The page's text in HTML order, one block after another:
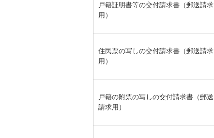
戸籍証明書等の交付請求書（郵送請求
用）
住民票の写しの交付請求書（郵送請求
用）
戸籍の附票の写しの交付請求書（郵送
請求用）